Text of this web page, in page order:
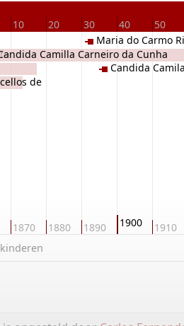
10 20 30 40 50
1870 1880 1890 1900 1910
de
Camilla Carneiro da Cunha
Maria do Carmo
Candida
kinderen